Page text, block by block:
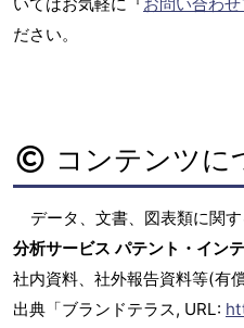
ださい。
コンテンツに
データ、文書、図表類に関
分析サービス パテント・イン
社内資料、社外報告資料等(有
出典「ブランドテラス, URL: